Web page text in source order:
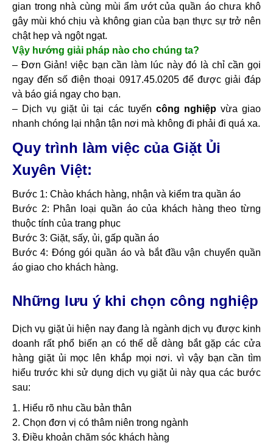
gian trong nhà cùng mùi ẩm ướt của quần áo chưa khô
gây mùi khó chịu và không gian của bạn thực sự trở nên
chật hẹp và ngột ngạt.
Vậy hướng giải pháp nào cho chúng ta?
– Đơn Giản! việc bạn cần làm lúc này đó là chỉ cần gọi
ngay đến số điện thoại 0917.45.0205 để được giải đáp
và báo giá ngay cho bạn.
– Dịch vụ giặt ủi tại các tuyến công nghiệpvừa giao
nhanh chóng lại nhận tận nơi mà không đi phải đi quá xa.
Quy trình làm việc của Giặt Ủi
Xuyên Việt:
Bước 1: Chào khách hàng, nhận và kiểm tra quần áo
Bước 2: Phân loại quần áo của khách hàng theo từng
thuộc tính của trang phục
Bước 3: Giặt, sấy, ủi, gấp quần áo
Bước 4: Đóng gói quần áo và bắt đầu vận chuyển quần
áo giao cho khách hàng.
Những lưu ý khi chọn công nghiệp
Dịch vụ giặt ủi hiện nay đang là ngành dịch vụ được kinh
doanh rất phổ biến ạn có thể dễ dàng bắt gặp các cửa
hàng giặt ủi mọc lên khắp mọi nơi. vì vậy bạn cần tìm
hiểu trước khi sử dụng dịch vụ giặt ủi này qua các bước
sau:
1. Hiểu rõ nhu cầu bản thân
2. Chọn đơn vị có thâm niên trong ngành
3. Điều khoản chăm sóc khách hàng